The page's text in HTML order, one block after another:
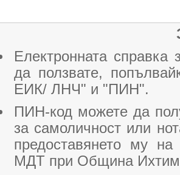
Електронната
да ползвате,
ЕИК/ ЛНЧ" и "ПИН".
ПИН-код можете да
за самоличност или
предоставянето му
МДТ при Община